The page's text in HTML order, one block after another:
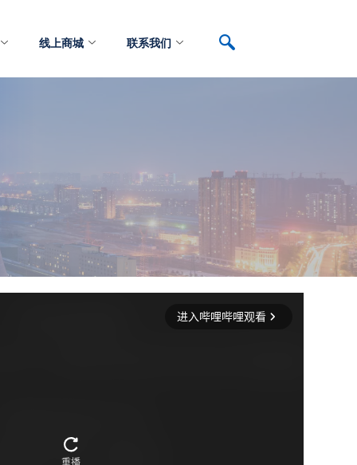
线上商城 联系我们